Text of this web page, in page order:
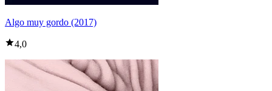
Algo muy gordo (2017)
4,0